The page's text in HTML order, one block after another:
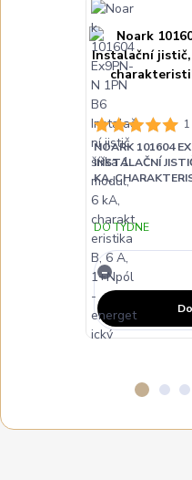
NOARK 101604
INSTALAČNÍ
KA,
DO TÝDNE